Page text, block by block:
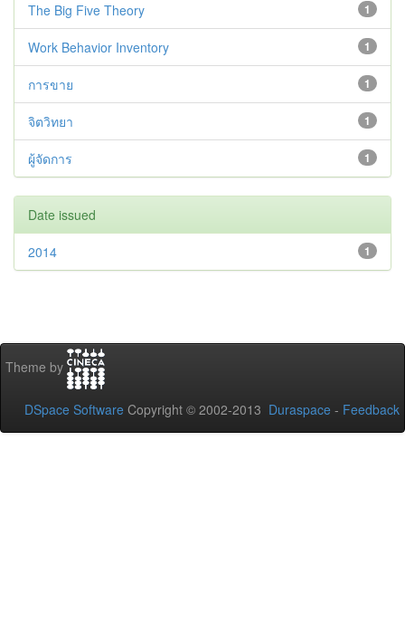
1
The Big Five Theory
1
Work Behavior Inventory
1
การขาย
1
จิตวิทยา
1
ผู้จัดการ
Date issued
1
2014
Theme by
DSpace Software Copyright © 2002-2013 Duraspace - Feedback